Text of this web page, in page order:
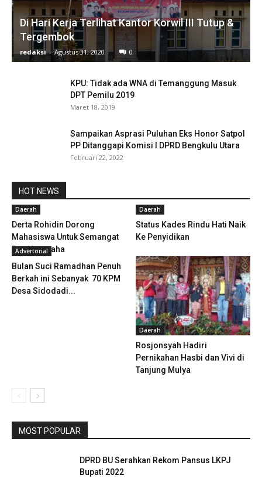
Di Hari Kerja Terlihat Kantor Korwil III Tutup &
Tergembok
redaksi - Agustus 31, 2020 0
KPU: Tidak ada WNA di Temanggung Masuk
DPT Pemilu 2019
Maret 18, 2019
Sampaikan Asprasi Puluhan Eks Honor Satpol
PP Ditanggapi Komisi I DPRD Bengkulu Utara
Februari 22, 2022
HOT NEWS
Daerah
Derta Rohidin Dorong
Mahasiswa Untuk Semangat
Berwirausaha
Daerah
Status Kades Rindu Hati Naik
Ke Penyidikan
Advertorial
Bulan Suci Ramadhan Penuh
Berkah ini Sebanyak 70 KPM
Desa Sidodadi...
Daerah
Rosjonsyah Hadiri
Pernikahan Hasbi dan Vivi di
Tanjung Mulya
MOST POPULAR
DPRD BU Serahkan Rekom Pansus LKPJ
Bupati 2022